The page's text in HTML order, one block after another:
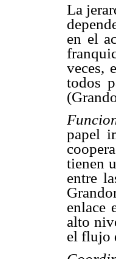
La
en el
veces,
todos
papel
tienen
entre
enlace
alto
el flujo